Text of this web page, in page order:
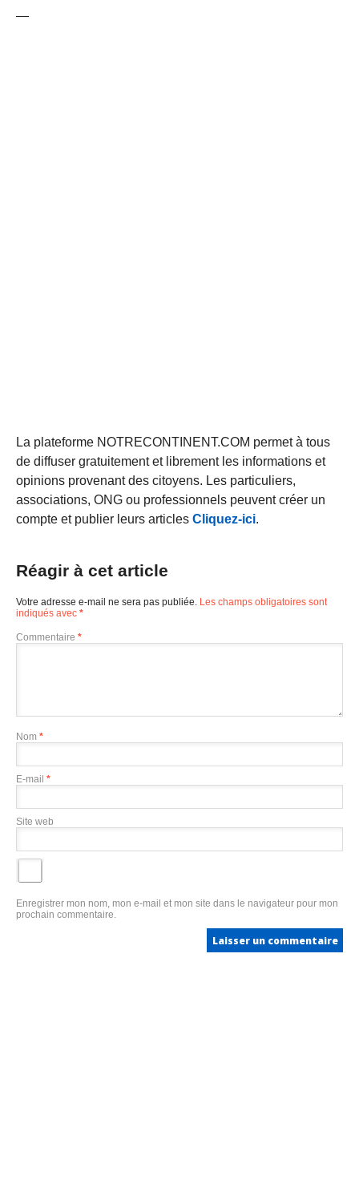
—
La plateforme NOTRECONTINENT.COM permet à tous
de diffuser gratuitement et librement les informations et
opinions provenant des citoyens. Les particuliers,
associations, ONG ou professionnels peuvent créer un
compte et publier leurs articles Cliquez-ici.
Réagir à cet article
Votre adresse e-mail ne sera pas publiée. Les champs obligatoires sont
indiqués avec *
Commentaire *
Nom *
E-mail *
Site web
Enregistrer mon nom, mon e-mail et mon site dans le navigateur pour mon
prochain commentaire.